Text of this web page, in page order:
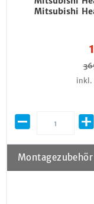
Mitsubishi
inkl.
Montagezubehör